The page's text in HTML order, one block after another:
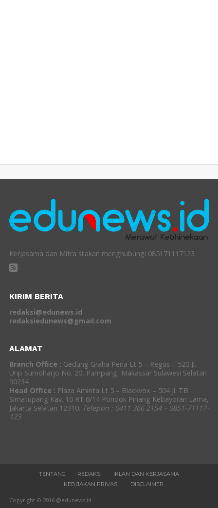
Kerjasama dan Mitra silakan menghubungi 085171117123
KIRIM BERITA
redaksi@edunews.id
redaksiedunews@gmail.com
ALAMAT
Branch Office : Gedung Graha Pena Lt 5 – Regus – 520 Jl.
Urip Sumoharjo No. 20, Pampang, Makassar Sulawesi Selatan
90234
Head Office : Plaza Aminta Lt 5 – Blackvox – 504 Jl. TB
Simatupang Kav. 10 RT.6/14 Pondok Pinang Kebayoran Lama,
Jakarta Selatan 12310. Telepon : 0411 366 2154 – 0851-71117-
123
TENTANG REDAKSI
IKLAN DAN KERJASAMA
KEBIJAKAN PRIVASI
DISCLAIMER
Copyright © 2016 @edunews.id